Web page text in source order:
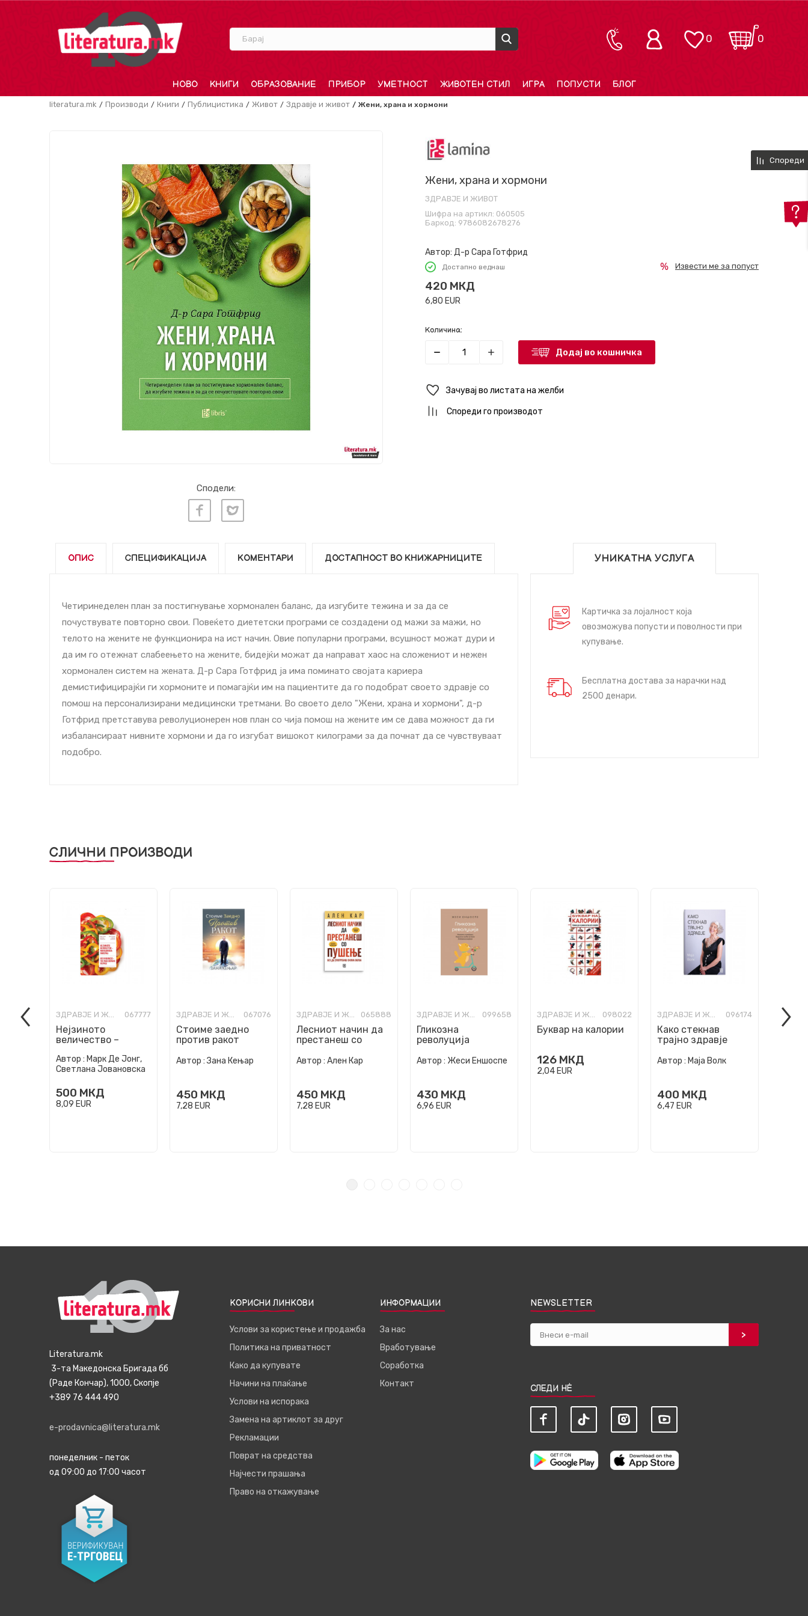
Барај 0
0
НОВО КНИГИ ОБРАЗОВАНИЕ ПРИБОР УМЕТНОСТ ЖИВОТЕН СТИЛ ИГРА ПОПУСТИ БЛОГ
literatura.mk Производи Книги Публицистика Живот Здравје и живот Жени, храна и хормони
Сподели:
Жени, храна и хормони
ЗДРАВЈЕ И ЖИВОТ
Шифра на артикл: 060505
Баркод: 9786082678276
Автор: Д-р Сара Готфрид
Достапно веднаш
420 МКД
6,80 EUR
Извести ме за попуст
Количина:
Додај во кошничка
Зачувај во листата на желби
Спореди го производот
ОПИС СПЕЦИФИКАЦИЈА КОМЕНТАРИ ДОСТАПНОСТ ВО КНИЖАРНИЦИТЕ
Четиринеделен план за постигнување хормонален баланс, да изгубите тежина и за да се
почуствувате повторно свои. Повеќето диететски програми се создадени од мажи за мажи, но
телото на жените не функционира на ист начин. Овие популарни програми, всушност можат дури и
да им го отежнат слабеењето на жените, бидејќи можат да направат хаос на сложениот и нежен
хормонален систем на жената. Д-р Сара Готфрид ја има поминато својата кариера
демистифицирајќи ги хормоните и помагајќи им на пациентите да го подобрат своето здравје со
помош на персонализирани медицински третмани. Во своето дело "Жени, храна и хормони", д-р
Готфрид претставува револуционерен нов план со чија помош на жените им се дава можност да ги
избалансираат нивните хормони и да го изгубат вишокот килограми за да почнат да се чувствуваат
подобро.
УНИКАТНА УСЛУГА
Картичка за лојалност која
овозможува попусти и поволности при
купување.
Бесплатна достава за нарачки над
2500 денари.
СЛИЧНИ ПРОИЗВОДИ
ЗДРАВЈЕ И ЖИВОТ 067777
Нејзиното
величество –
пиперка
Автор : Марк Де Јонг,
Светлана Јовановска
500 МКД
8,09 EUR
ЗДРАВЈЕ И ЖИВОТ 067076
Стоиме заедно
против ракот
Автор : Зана Кењар
450 МКД
7,28 EUR
ЗДРАВЈЕ И ЖИВОТ 065888
Лесниот начин да
престанеш со
употребиш силна
Автор : Ален Кар
450 МКД
7,28 EUR
ЗДРАВЈЕ И ЖИВОТ 099658
Гликозна
револуција
Автор : Жеси Еншоспе
430 МКД
6,96 EUR
ЗДРАВЈЕ И ЖИВОТ 098022
Буквар на калории
126 МКД
2,04 EUR
ЗДРАВЈЕ И ЖИВОТ 096174
Како стекнав
трајно здравје
Автор : Маја Волк
400 МКД
6,47 EUR
Спореди
Literatura.mk
3-та Македонска Бригада бб
(Раде Кончар), 1000, Скопје
+389 76 444 490
e-prodavnica@literatura.mk
понеделник - петок
од 09:00 до 17:00 часот
КОРИСНИ ЛИНКОВИ
Услови за користење и продажба
Политика на приватност
Како да купувате
Начини на плаќање
Услови на испорака
Замена на артиклот за друг
Рекламации
Поврат на средства
Најчести прашања
Право на откажување
ИНФОРМАЦИИ
За нас
Вработување
Соработка
Контакт
NEWSLETTER
СЛЕДИ НЀ